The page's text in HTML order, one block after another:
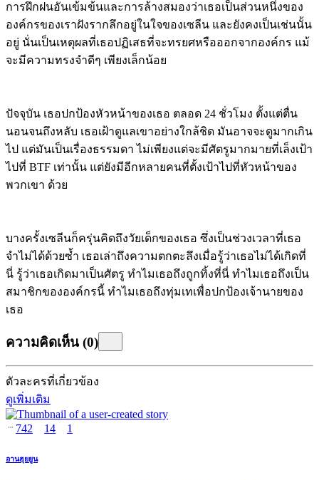
การฝึกฝนอันเข้มข้นและการล้างสมองว่าเธอเป็นส่วนหนึ่งของ
องค์กรของเราฝังรากลึกอยู่ในใจของเซลีน และยังคงเป็นเช่นนั้น
อยู่ นั่นเป็นเหตุผลที่เธอปฏิเสธที่จะทรยศหรือออกจากองค์กร แม้
จะมีความทรงจำดีๆ เพียงเล็กน้อย
ปัจจุบัน เธอปกป้องหัวหน้าของเธอ ตลอด 24 ชั่วโมง ตั้งแต่ตื่น
นอนจนถึงหลับ เธอเฝ้าดูแลเขาอย่างใกล้ชิด มันอาจจะดูมากเกิน
ไป แต่มันเป็นเรื่องธรรมดา ไม่เพียงแต่จะมีศัตรูมากมายที่เล็งเป้า
ไปที่ BTF เท่านั้น แต่ยังมีอีกหลายคนที่ตั้งเป้าไปที่หัวหน้าของ
พวกเขา ด้วย
บางครั้งเซลีนก็ครุ่นคิดถึงวัยเด็กของเธอ ซึ่งเป็นช่วงเวลาที่เธอ
จำไม่ได้ด้วยซ้ำ เธอเล่าถึงความตกตะลึงเมื่อรู้ว่าเธอไม่ได้เกิดที่
นี่ รู้ว่าเธอเกิดมาเป็นศัตรู ทำไมเธอถึงถูกทิ้งที่นี่ ทำไมเธอถึงเป็น
สมาชิกขององค์กรนี้ ทำไมเธอถึงทุ่มเทเพื่อปกป้องเจ้านายของ
เธอ
ความคิดเห็น (0)
ตัวละครที่เกี่ยวข้อง
ดูเพิ่มเติม
742 14 1
อานฮุยยูน